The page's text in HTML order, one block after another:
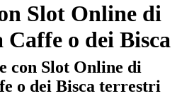
Slot Online di
Caffe o dei Bisca
con Slot Online di
o dei Bisca terrestri